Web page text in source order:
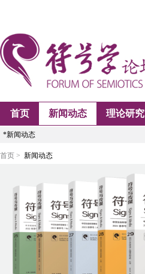
首页 新闻动态 理论研究
*新闻动态
首页 > 新闻动态